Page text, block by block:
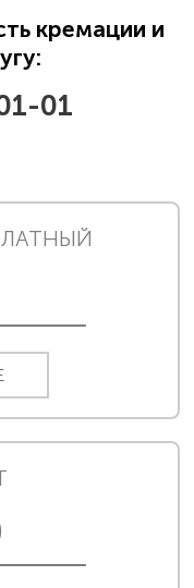
кремации и
01